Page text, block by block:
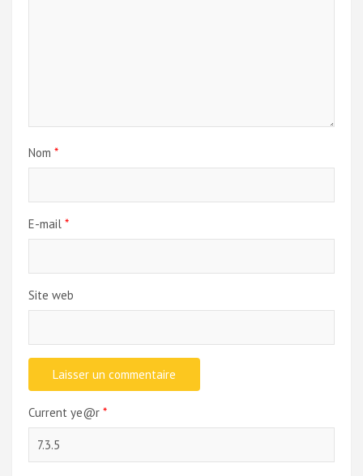
Nom *
E-mail *
Site web
Current ye@r *